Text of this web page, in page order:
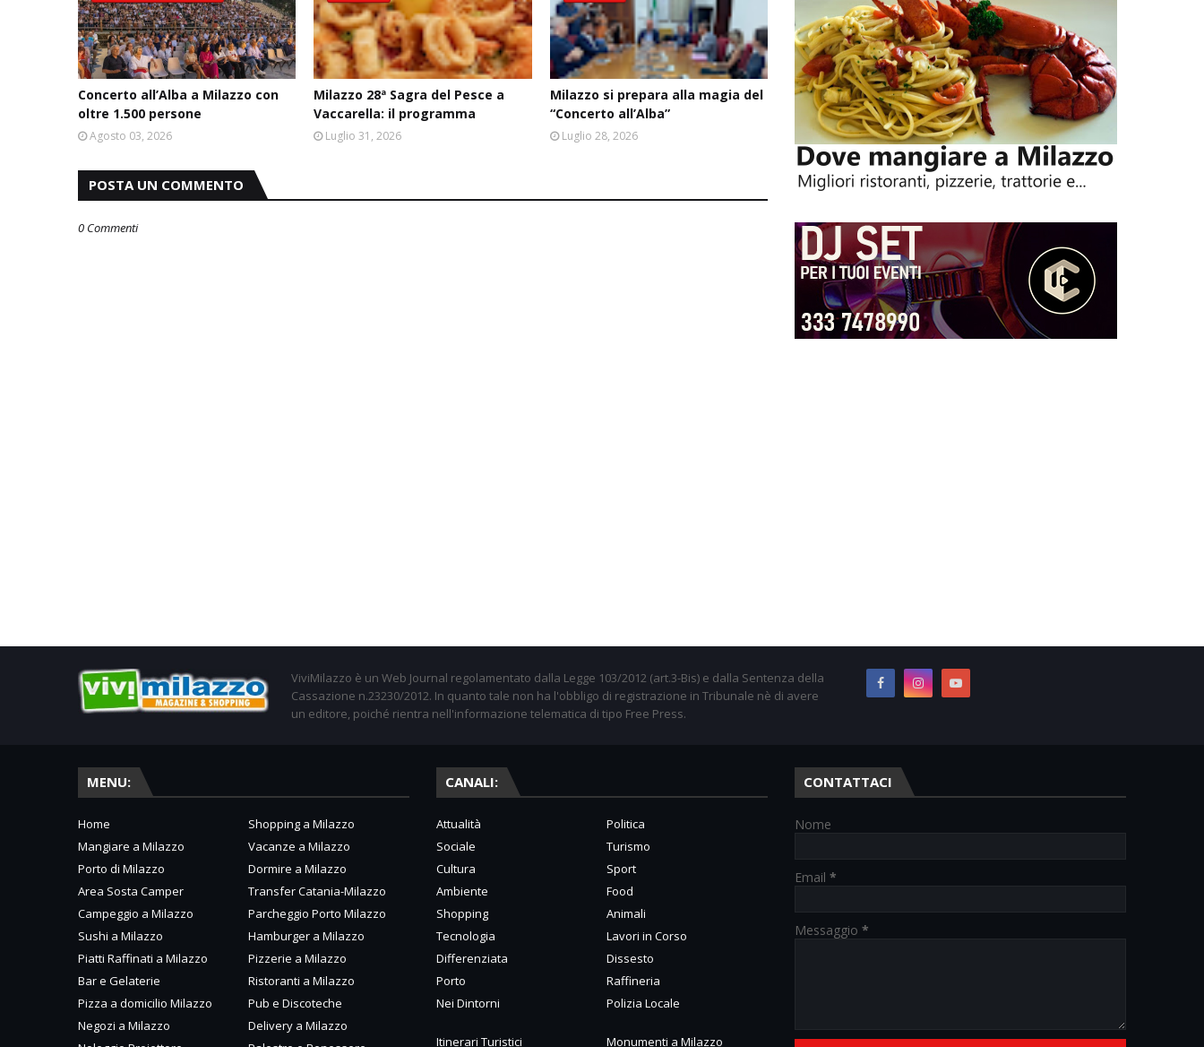
Concerto all’Alba a Milazzo con
oltre 1.500 persone
Agosto 03, 2026
Milazzo 28ª Sagra del Pesce a
Vaccarella: il programma
Luglio 31, 2026
Milazzo si prepara alla magia del
“Concerto all’Alba”
Luglio 28, 2026
POSTA UN COMMENTO
0 Commenti
ViviMilazzo è un Web Journal regolamentato dalla Legge 103/2012 (art.3-Bis) e dalla Sentenza della
Cassazione n.23230/2012. In quanto tale non ha l'obbligo di registrazione in Tribunale nè di avere
un editore, poiché rientra nell'informazione telematica di tipo Free Press.
MENU:
Home
Shopping a Milazzo
Mangiare a Milazzo
Vacanze a Milazzo
Porto di Milazzo
Dormire a Milazzo
Area Sosta Camper
Transfer Catania-Milazzo
Campeggio a Milazzo
Parcheggio Porto Milazzo
Sushi a Milazzo
Hamburger a Milazzo
Piatti Raffinati a Milazzo
Pizzerie a Milazzo
Bar e Gelaterie
Ristoranti a Milazzo
Pizza a domicilio Milazzo
Pub e Discoteche
Negozi a Milazzo
Delivery a Milazzo
CANALI:
Attualità
Politica
Sociale
Turismo
Cultura
Sport
Ambiente
Food
Shopping
Animali
Tecnologia
Lavori in Corso
Differenziata
Dissesto
Porto
Raffineria
Nei Dintorni
Polizia Locale
Itinerari Turistici Monumenti a Milazzo
CONTATTACI
Nome
Email *
Messaggio *